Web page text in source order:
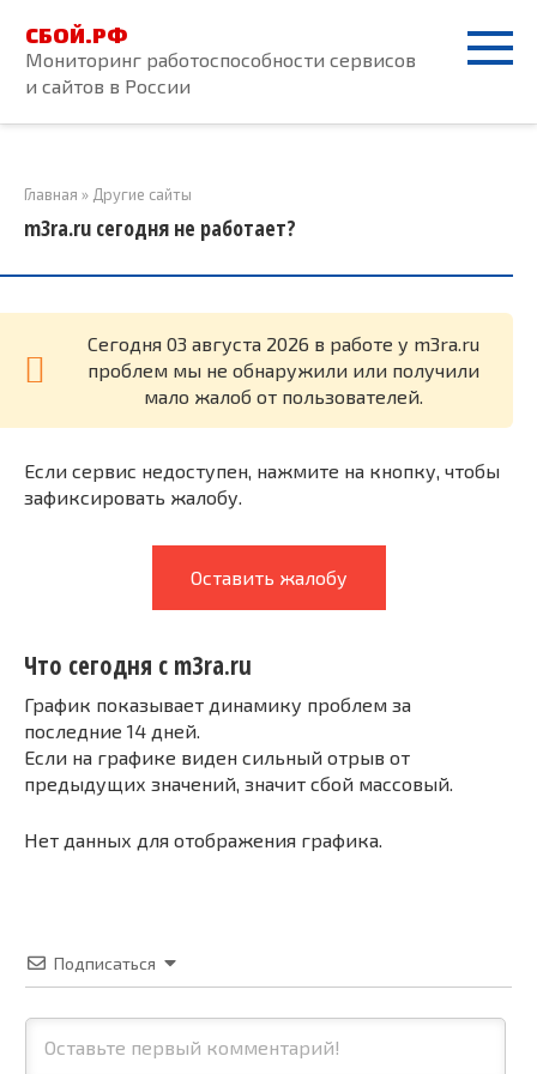
контенту
СБОЙ.РФ
Мониторинг работоспособности сервисов
и сайтов в России
Главная » Другие сайты
m3ra.ru сегодня не работает?
Cегодня 03 августа 2026 в работе у m3ra.ru
проблем мы не обнаружили или получили
мало жалоб от пользователей.
Если сервис недоступен, нажмите на кнопку, чтобы
зафиксировать жалобу.
Оставить жалобу
Что сегодня с m3ra.ru
График показывает динамику проблем за
последние 14 дней.
Если на графике виден сильный отрыв от
предыдущих значений, значит сбой массовый.
Нет данных для отображения графика.
Подписаться